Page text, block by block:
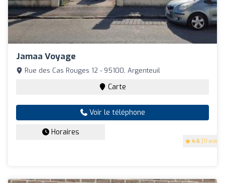
Jamaa Voyage
4.6 (11 avis)
Rue des Cas Rouges 12 - 95100, Argenteuil
Carte
Voir le téléphone
Horaires